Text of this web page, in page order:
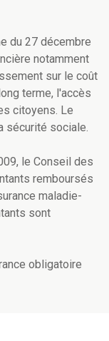
du 27 décembre
notamment
sur le coût
terme, l'accès
citoyens. Le
sécurité sociale.
le Conseil des
remboursés
maladie-
sont
obligatoire